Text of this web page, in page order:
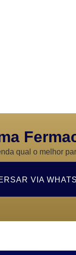
qual o melhor
VIA WHATS